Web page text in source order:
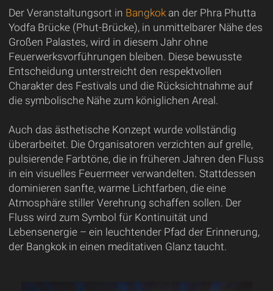
Der Veranstaltungsort in Bangkokan der Phra Phutta
Yodfa Brücke (Phut-Brücke), in unmittelbarer Nähe des
Großen Palastes, wird in diesem Jahr ohne
Feuerwerksvorführungen bleiben. Diese bewusste
Entscheidung unterstreicht den respektvollen
Charakter des Festivals und die Rücksichtnahme auf
die symbolische Nähe zum königlichen Areal.
Auch das ästhetische Konzept wurde vollständig
überarbeitet. Die Organisatoren verzichten auf grelle,
pulsierende Farbtöne, die in früheren Jahren den Fluss
in ein visuelles Feuermeer verwandelten. Stattdessen
dominieren sanfte, warme Lichtfarben, die eine
Atmosphäre stiller Verehrung schaffen sollen. Der
Fluss wird zum Symbol für Kontinuität und
Lebensenergie – ein leuchtender Pfad der Erinnerung,
der Bangkok in einen meditativen Glanz taucht.